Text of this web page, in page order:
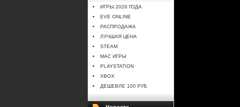
ИГРЫ 2026 ГОДА
EVE ONLINE
РАСПРОДАЖА
ЛУЧШАЯ ЦЕНА
STEAM
MAC ИГРЫ
PLAYSTATION
XBOX
ДЕШЕВЛЕ 100 РУБ